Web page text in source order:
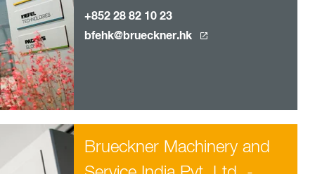
+852 28 82 10 23
bfehk@brueckner.hk
Brueckner Machinery and